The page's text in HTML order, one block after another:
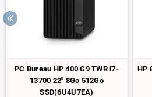
PC Bureau HP 400 G9 TWR i7-
13700 22" 8Go 512Go
SSD(6U4U7EA)
HP